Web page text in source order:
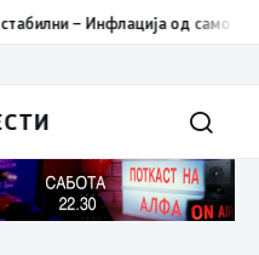
– Инфлација од само 0,1%